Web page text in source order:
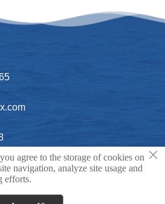
NO. 352, Fushan District, Yantai
China.
×
agree to the storage of cookies on
navigation, analyze site usage and
efforts.